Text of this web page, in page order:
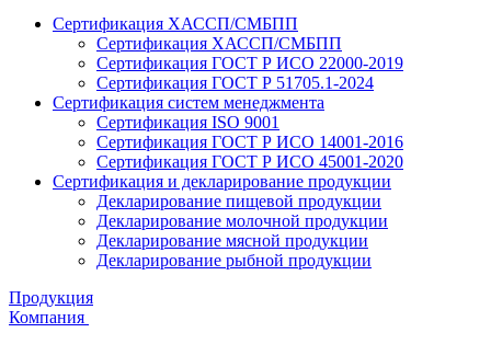
Сертификация ХАССП/СМБПП
Сертификация ХАССП/СМБПП
Сертификация ГОСТ Р ИСО 22000-2019
Сертификация ГОСТ Р 51705.1-2024
Сертификация систем менеджмента
Сертификация ISO 9001
Сертификация ГОСТ Р ИСО 14001-2016
Сертификация ГОСТ Р ИСО 45001-2020
Сертификация и декларирование продукции
Декларирование пищевой продукции
Декларирование молочной продукции
Декларирование мясной продукции
Декларирование рыбной продукции
Продукция
Компания